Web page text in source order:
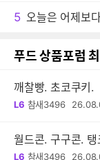
5
푸드 상품포럼
깨찰빵. 초코쿠키.
L6 참새3496
월드콘. 구구콘. 탱
L6 참새3496